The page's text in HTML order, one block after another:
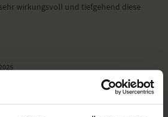
wirkungsvoll und tiefgehend diese